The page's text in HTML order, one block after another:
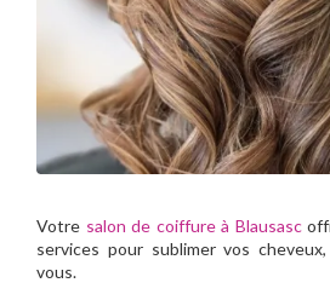
Votre salon de coiffure à Blausasc
services pour sublimer vos
vous.